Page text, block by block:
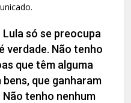
Lula só se preocupa
verdade. Não tenho
que têm alguma
que ganharam
tenho nenhum